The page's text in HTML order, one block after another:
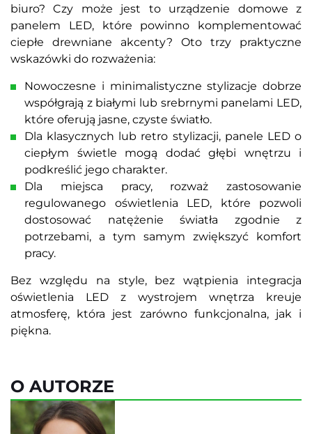
biuro? Czy może jest to urządzenie domowe z
panelem LED, które powinno komplementować
ciepłe drewniane akcenty? Oto trzy praktyczne
wskazówki do rozważenia:
Nowoczesne i minimalistyczne stylizacje dobrze
współgrają z białymi lub srebrnymi panelami LED,
które oferują jasne, czyste światło.
Dla klasycznych lub retro stylizacji, panele LED o
ciepłym świetle mogą dodać głębi wnętrzu i
podkreślić jego charakter.
Dla miejsca pracy, rozważ zastosowanie
regulowanego oświetlenia LED, które pozwoli
dostosować natężenie światła zgodnie z
potrzebami, a tym samym zwiększyć komfort
pracy.
Bez względu na style, bez wątpienia integracja
oświetlenia LED z wystrojem wnętrza kreuje
atmosferę, która jest zarówno funkcjonalna, jak i
piękna.
O AUTORZE